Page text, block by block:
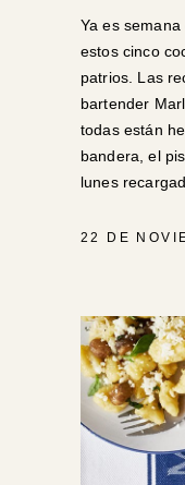
Ya es
estos cinco
patrios. Las
bartender
todas están
bandera, el
lunes
22 DE